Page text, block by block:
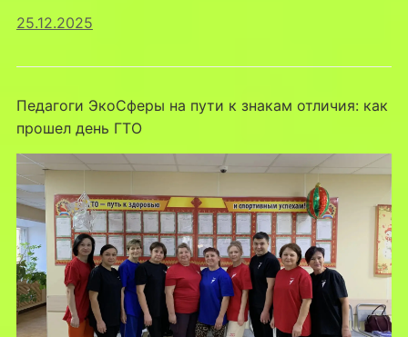
25.12.2025
Педагоги ЭкоСферы на пути к знакам отличия: как
прошел день ГТО